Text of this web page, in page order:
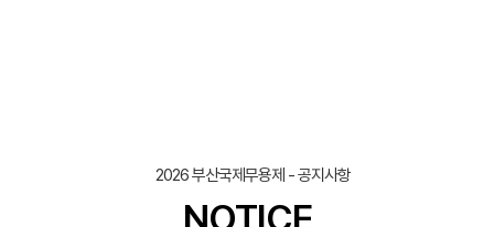
2026 부산국제무용제 - 공지사항
NOTICE